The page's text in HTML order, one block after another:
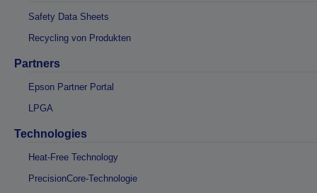
Safety Data Sheets
Recycling von Produkten
Partners
Epson Partner Portal
LPGA
Technologies
Heat-Free Technology
PrecisionCore-Technologie